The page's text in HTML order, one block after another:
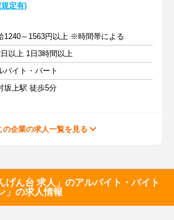
規定有)
1240～1563円以上 ※時間帯による
以上 1日3時間以上
バイト・パート
坂上駅 徒歩5分
の企業の求人一覧を見る
げん台 求人」のアルバイト・バイト
」の求人情報